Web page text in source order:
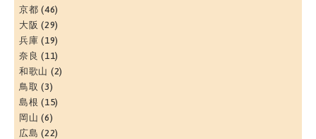
京都 (46)
大阪 (29)
兵庫 (19)
奈良 (11)
和歌山 (2)
鳥取 (3)
島根 (15)
岡山 (6)
広島 (22)